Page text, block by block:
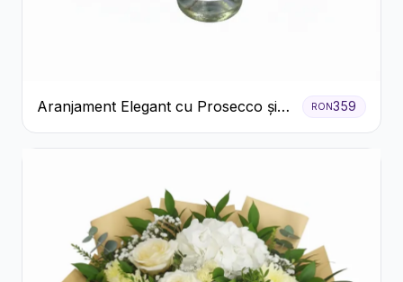
Aranjament Elegant cu Prosecco și
Flori Galbene.
RON359